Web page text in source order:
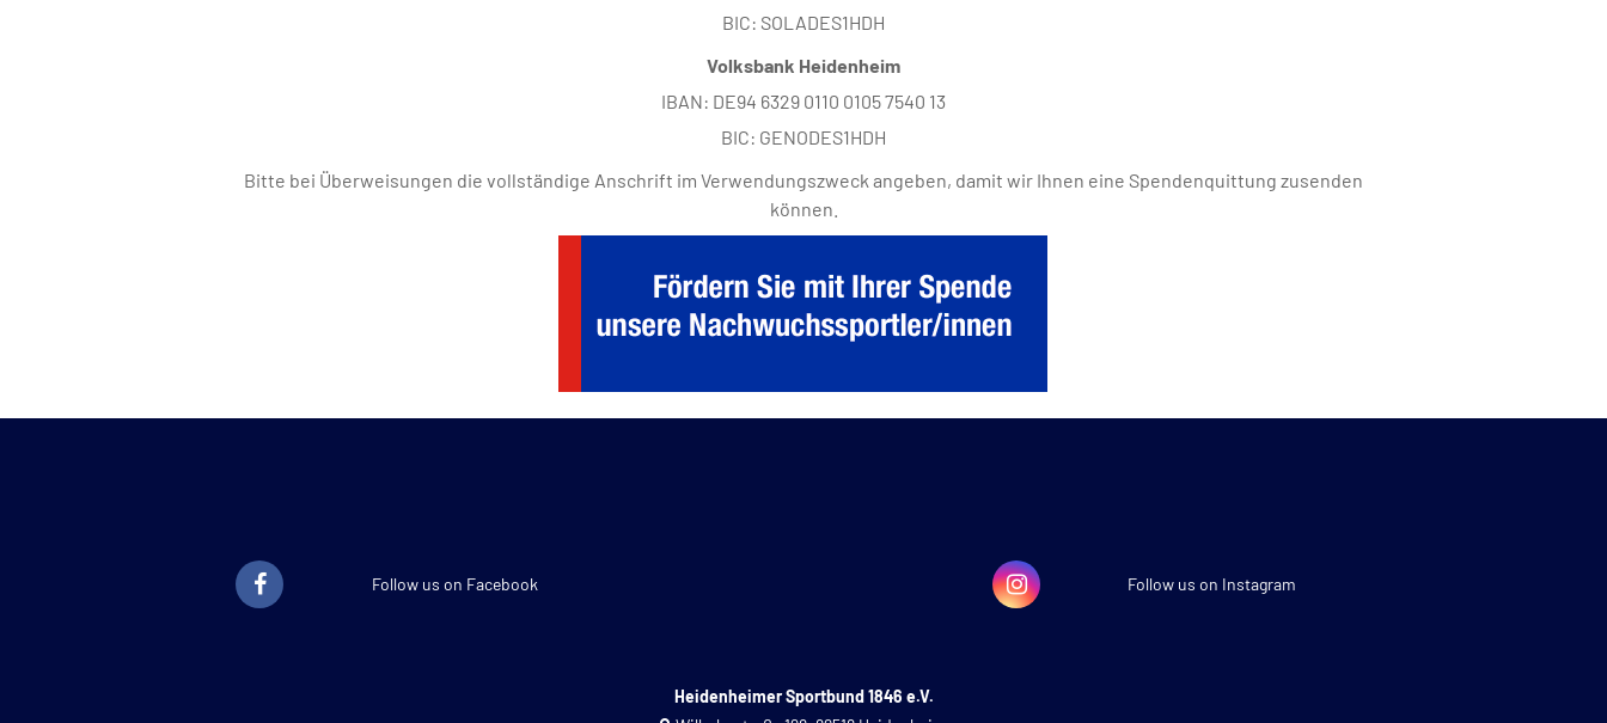
BIC: SOLADES1HDH
Volksbank Heidenheim
IBAN: DE94 6329 0110 0105 7540 13
BIC: GENODES1HDH
Bitte bei Überweisungen die vollständige Anschrift im Verwendungszweck angeben, damit wir Ihnen eine Spendenquittung zusenden
können.
Follow us on Facebook Follow us on Instagram
Heidenheimer Sportbund 1846 e.V.